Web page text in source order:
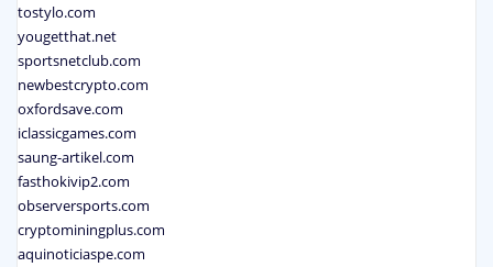
tostylo.com
yougetthat.net
sportsnetclub.com
newbestcrypto.com
oxfordsave.com
iclassicgames.com
saung-artikel.com
fasthokivip2.com
observersports.com
cryptominingplus.com
aquinoticiaspe.com